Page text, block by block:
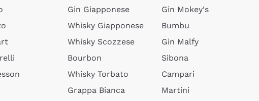
Gin Giapponese
Whisky Giapponese
Whisky Scozzese
Bourbon
Whisky Torbato
Grappa Bianca
Gin Mokey's
Bumbu
Gin Malfy
Sibona
Campari
Martini